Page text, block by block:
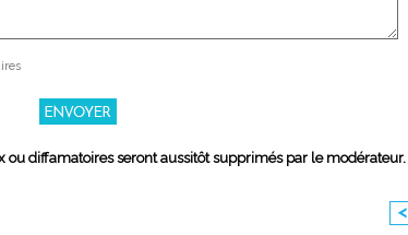
ou diffamatoires seront aussitôt supprimés par le modérateur.
<